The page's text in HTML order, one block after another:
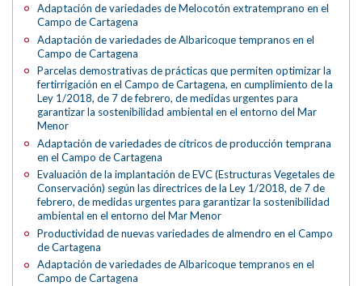
Adaptación de variedades de Melocotón extratemprano en el
Campo de Cartagena
Adaptación de variedades de Albaricoque tempranos en el
Campo de Cartagena
Parcelas demostrativas de prácticas que permiten optimizar la
fertirrigación en el Campo de Cartagena, en cumplimiento de la
Ley 1/2018, de 7 de febrero, de medidas urgentes para
garantizar la sostenibilidad ambiental en el entorno del Mar
Menor
Adaptación de variedades de cítricos de producción temprana
en el Campo de Cartagena
Evaluación de la implantación de EVC (Estructuras Vegetales de
Conservación) según las directrices de la Ley 1/2018, de 7 de
febrero, de medidas urgentes para garantizar la sostenibilidad
ambiental en el entorno del Mar Menor
Productividad de nuevas variedades de almendro en el Campo
de Cartagena
Adaptación de variedades de Albaricoque tempranos en el
Campo de Cartagena